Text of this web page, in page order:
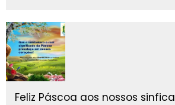
Feliz Páscoa aos nossos